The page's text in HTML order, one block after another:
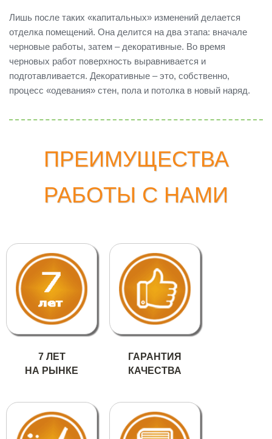
Лишь после таких «капитальных» изменений делается
отделка помещений. Она делится на два этапа: вначале
черновые работы, затем – декоративные. Во время
черновых работ поверхность выравнивается и
подготавливается. Декоративные – это, собственно,
процесс «одевания» стен, пола и потолка в новый наряд.
ПРЕИМУЩЕСТВА
РАБОТЫ С НАМИ
7 ЛЕТ
НА РЫНКЕ
ГАРАНТИЯ
КАЧЕСТВА